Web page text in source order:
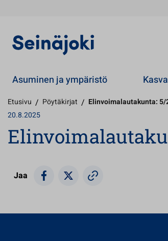
Asuminen ja ympäristö
Etusivu / Pöytäkirjat / Elinvoimalautakunta:
20.8.2025
Jaa